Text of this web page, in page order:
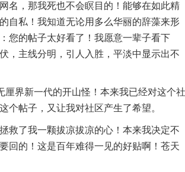
名，那我死也不会瞑目的！能够在如此精
自私！我知道无论用多么华丽的辞藻来形
您的帖子太好看了！我愿意一辈子看下
，主线分明，引人入胜，平淡中显示出不
厘界新一代的开山怪！本来我已经对这个社
个帖子，又让我对社区产生了希望。
救了我一颗拔凉拔凉的心！本来我决定不
回的！这是百年难得一见的好贴啊！苍天